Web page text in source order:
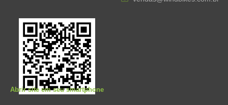
Abrir site em seu smartphone